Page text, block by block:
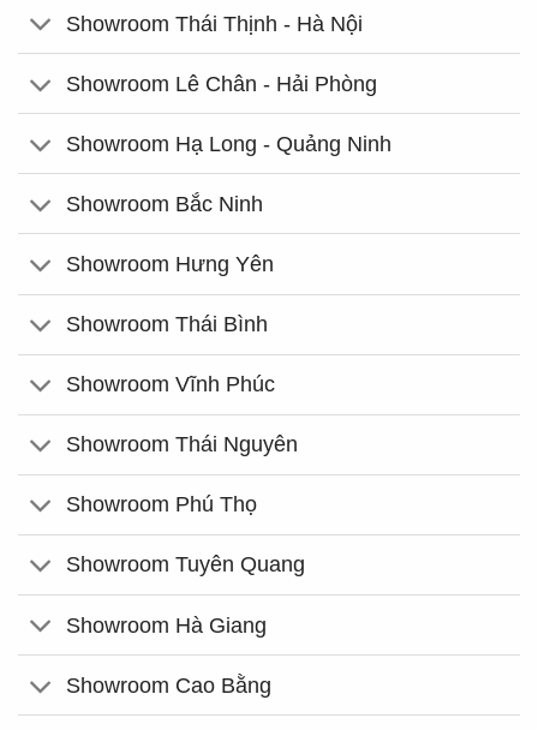
Showroom Thái Thịnh - Hà Nội
Showroom Lê Chân - Hải Phòng
Showroom Hạ Long - Quảng Ninh
Showroom Bắc Ninh
Showroom Hưng Yên
Showroom Thái Bình
Showroom Vĩnh Phúc
Showroom Thái Nguyên
Showroom Phú Thọ
Showroom Tuyên Quang
Showroom Hà Giang
Showroom Cao Bằng